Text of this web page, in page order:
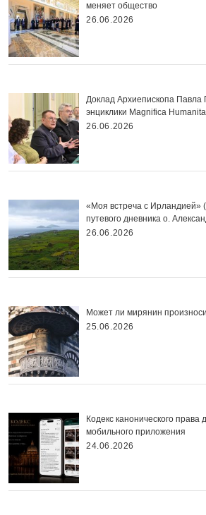
меняет общество
26.06.2026
Доклад Архиепископа Павла
энциклики Magnifica
26.06.2026
«Моя встреча с Ирландией»
путевого дневника о.
26.06.2026
Может ли мирянин
25.06.2026
Кодекс канонического права
мобильного приложения
24.06.2026